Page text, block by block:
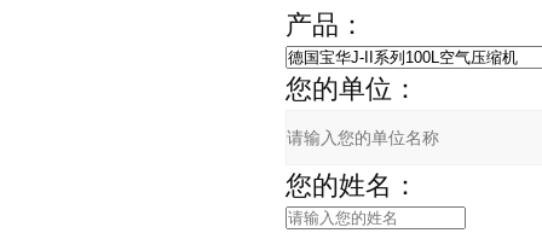
产品：
您的单位：
您的姓名：